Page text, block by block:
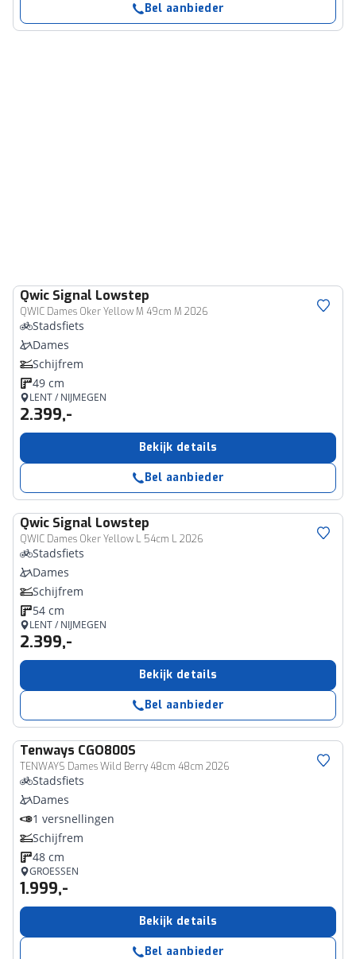
Bel aanbieder
Qwic Signal Lowstep
QWIC Dames Oker Yellow M 49cm M 2026
Stadsfiets
Dames
Schijfrem
49 cm
LENT / NIJMEGEN
2.399,-
Bekijk details
Bel aanbieder
Qwic Signal Lowstep
QWIC Dames Oker Yellow L 54cm L 2026
Stadsfiets
Dames
Schijfrem
54 cm
LENT / NIJMEGEN
2.399,-
Bekijk details
Bel aanbieder
Tenways CGO800S
TENWAYS Dames Wild Berry 48cm 48cm 2026
Stadsfiets
Dames
1 versnellingen
Schijfrem
48 cm
GROESSEN
1.999,-
Bekijk details
Bel aanbieder